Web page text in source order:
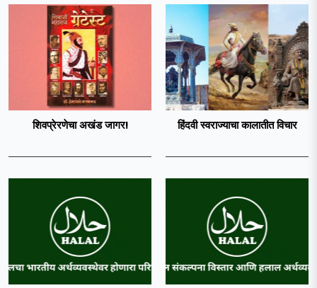
शिवप्रेरणेचा अखंड जागर! हिंदवी स्वराज्याचा कालातीत विचार